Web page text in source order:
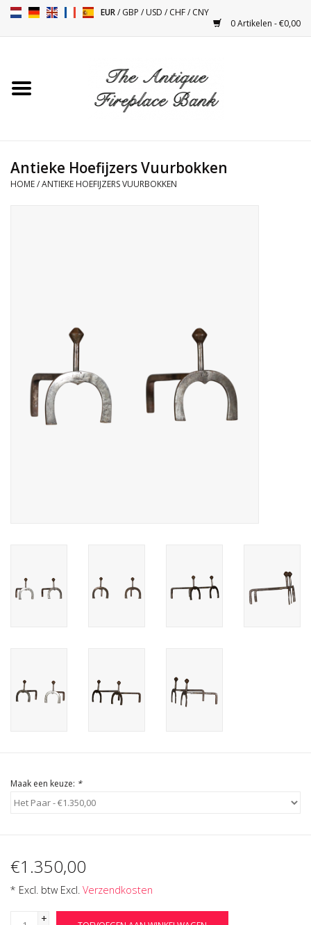
EUR/GBP /USD /CHF/CNY
0 Artikelen - €0,00
Toebehoren
Decoratieve Outdoor
Vloeren - Steen, Terra Cotta
& Marmer
Antieke Hoefijzers Vuurbokken
HOME/ANTIEKE HOEFIJZERS VUURBOKKEN
Maak een keuze: *
€1.350,00
* Excl. btw Excl. Verzendkosten
+